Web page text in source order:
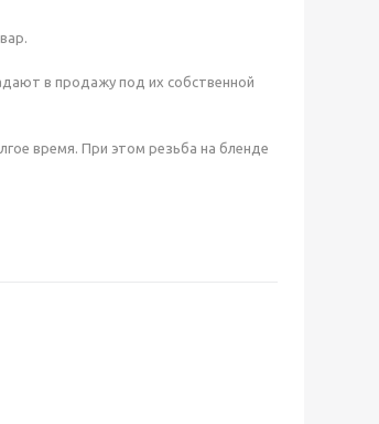
в продажу под их собственной
время. При этом резьба на бленде